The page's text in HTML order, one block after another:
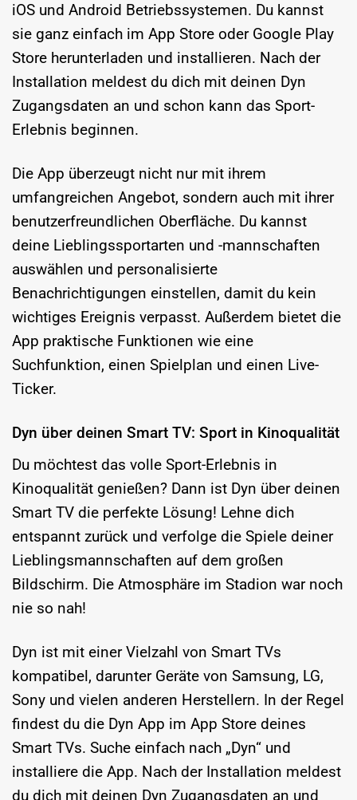
iOS und Android Betriebssystemen. Du kannst
sie ganz einfach im App Store oder Google Play
Store herunterladen und installieren. Nach der
Installation meldest du dich mit deinen Dyn
Zugangsdaten an und schon kann das Sport-
Erlebnis beginnen.
Die App überzeugt nicht nur mit ihrem
umfangreichen Angebot, sondern auch mit ihrer
benutzerfreundlichen Oberfläche. Du kannst
deine Lieblingssportarten und -mannschaften
auswählen und personalisierte
Benachrichtigungen einstellen, damit du kein
wichtiges Ereignis verpasst. Außerdem bietet die
App praktische Funktionen wie eine
Suchfunktion, einen Spielplan und einen Live-
Ticker.
Dyn über deinen Smart TV: Sport in Kinoqualität
Du möchtest das volle Sport-Erlebnis in
Kinoqualität genießen? Dann ist Dyn über deinen
Smart TV die perfekte Lösung! Lehne dich
entspannt zurück und verfolge die Spiele deiner
Lieblingsmannschaften auf dem großen
Bildschirm. Die Atmosphäre im Stadion war noch
nie so nah!
Dyn ist mit einer Vielzahl von Smart TVs
kompatibel, darunter Geräte von Samsung, LG,
Sony und vielen anderen Herstellern. In der Regel
findest du die Dyn App im App Store deines
Smart TVs. Suche einfach nach „Dyn“ und
installiere die App. Nach der Installation meldest
du dich mit deinen Dyn Zugangsdaten an und